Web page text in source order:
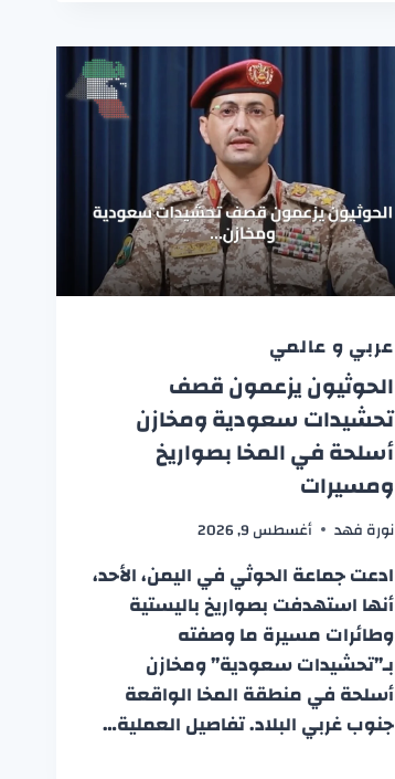
عربي و عالمي
الحوثيون يزعمون قصف
تحشيدات سعودية ومخازن
أسلحة في المخا بصواريخ
ومسيرات
نورة فهد أغسطس 9, 2026
ادعت جماعة الحوثي في اليمن، الأحد،
أنها استهدفت بصواريخ باليستية
وطائرات مسيرة ما وصفته
بـ”تحشيدات سعودية” ومخازن
أسلحة في منطقة المخا الواقعة
جنوب غربي البلاد. تفاصيل العملية…